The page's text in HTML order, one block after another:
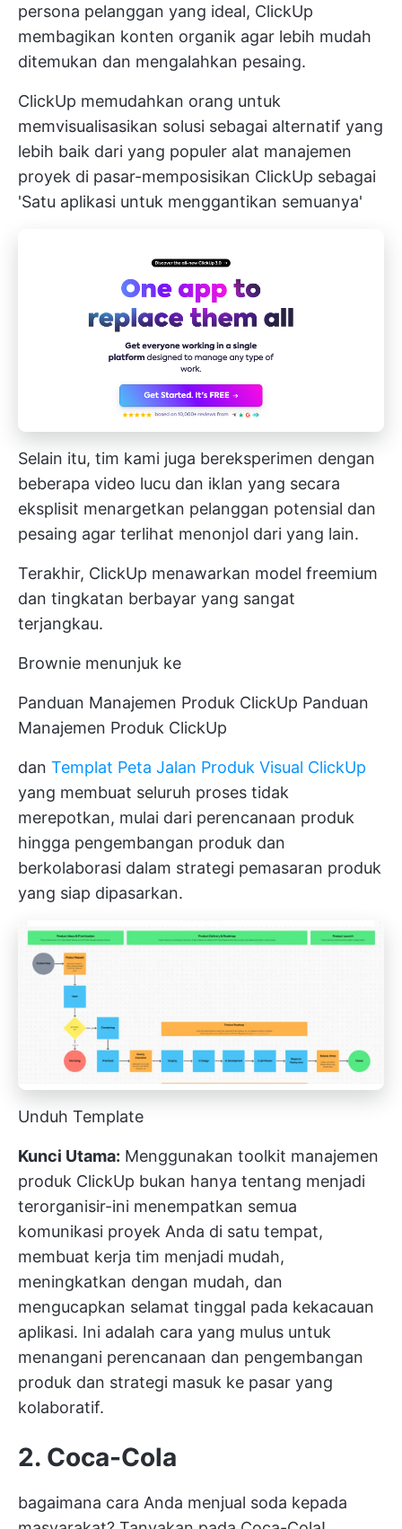
persona pelanggan yang ideal, ClickUp
membagikan konten organik agar lebih mudah
ditemukan dan mengalahkan pesaing.
ClickUp memudahkan orang untuk
memvisualisasikan solusi sebagai alternatif yang
lebih baik dari yang populer alat manajemen
proyek di pasar-memposisikan ClickUp sebagai
'Satu aplikasi untuk menggantikan semuanya'
Selain itu, tim kami juga bereksperimen dengan
beberapa video lucu dan iklan yang secara
eksplisit menargetkan pelanggan potensial dan
pesaing agar terlihat menonjol dari yang lain.
Terakhir, ClickUp menawarkan model freemium
dan tingkatan berbayar yang sangat
terjangkau.
Brownie menunjuk ke
Panduan Manajemen Produk ClickUp Panduan
Manajemen Produk ClickUp
dan Templat Peta Jalan Produk Visual ClickUp
yang membuat seluruh proses tidak
merepotkan, mulai dari perencanaan produk
hingga pengembangan produk dan
berkolaborasi dalam strategi pemasaran produk
yang siap dipasarkan.
Unduh Template
Kunci Utama: Menggunakan toolkit manajemen
produk ClickUp bukan hanya tentang menjadi
terorganisir-ini menempatkan semua
komunikasi proyek Anda di satu tempat,
membuat kerja tim menjadi mudah,
meningkatkan dengan mudah, dan
mengucapkan selamat tinggal pada kekacauan
aplikasi. Ini adalah cara yang mulus untuk
menangani perencanaan dan pengembangan
produk dan strategi masuk ke pasar yang
kolaboratif.
2. Coca-Cola
bagaimana cara Anda menjual soda kepada